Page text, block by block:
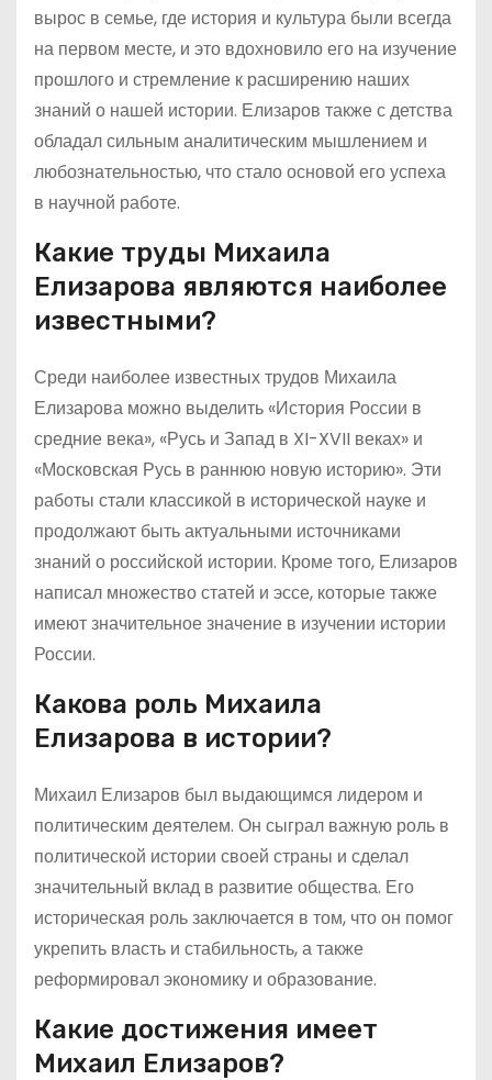
вырос в семье, где история и культура были всегда
на первом месте, и это вдохновило его на изучение
прошлого и стремление к расширению наших
знаний о нашей истории. Елизаров также с детства
обладал сильным аналитическим мышлением и
любознательностью, что стало основой его успеха
в научной работе.
Какие труды Михаила
Елизарова являются наиболее
известными?
Среди наиболее известных трудов Михаила
Елизарова можно выделить «История России в
средние века», «Русь и Запад в XI-XVII веках» и
«Московская Русь в раннюю новую историю». Эти
работы стали классикой в исторической науке и
продолжают быть актуальными источниками
знаний о российской истории. Кроме того, Елизаров
написал множество статей и эссе, которые также
имеют значительное значение в изучении истории
России.
Какова роль Михаила
Елизарова в истории?
Михаил Елизаров был выдающимся лидером и
политическим деятелем. Он сыграл важную роль в
политической истории своей страны и сделал
значительный вклад в развитие общества. Его
историческая роль заключается в том, что он помог
укрепить власть и стабильность, а также
реформировал экономику и образование.
Какие достижения имеет
Михаил Елизаров?